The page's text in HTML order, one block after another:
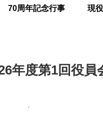
70周年記念行事 現
年度第1回